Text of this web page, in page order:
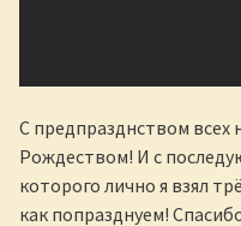
С предпразднством всех
Рождеством! И с
которого лично я взял
как попразднуем!